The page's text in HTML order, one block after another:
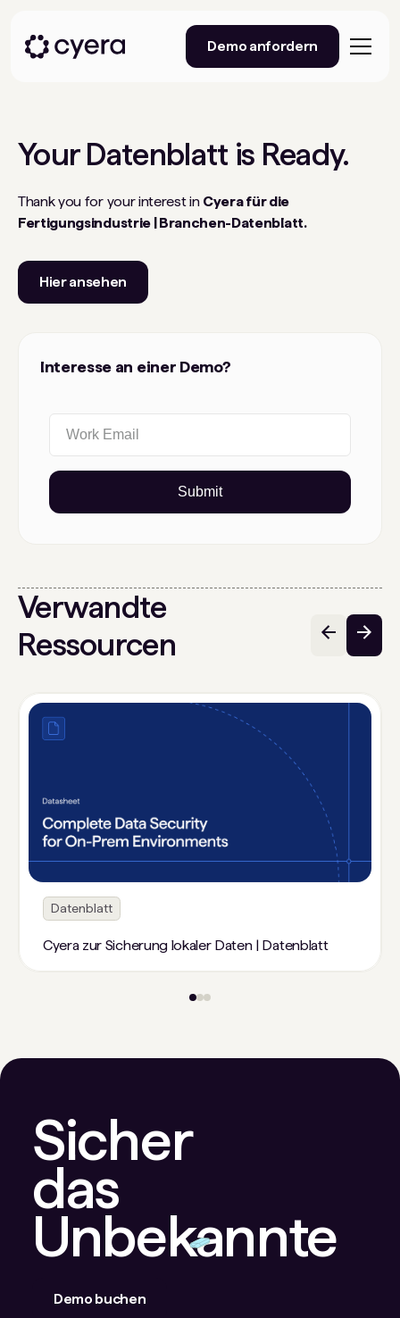
Demo anfordern
YourDatenblatt is Ready.
Thank you for your interest in Cyera für die
Fertigungsindustrie | Branchen-Datenblatt.
Hier ansehen
Interesse an einer Demo?
Submit
Verwandte
Ressourcen
Datenblatt
Cyera zur Sicherung lokaler Daten | Datenblatt
Sicher
das
Unbekannte
Demo buchen